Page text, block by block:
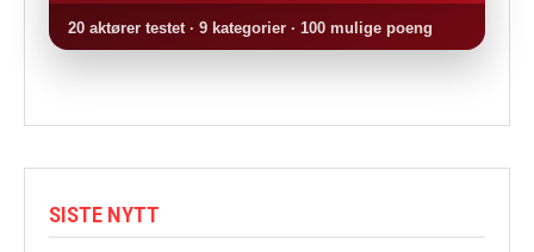
20 aktører testet · 9 kategorier · 100 mulige poeng
SISTE NYTT